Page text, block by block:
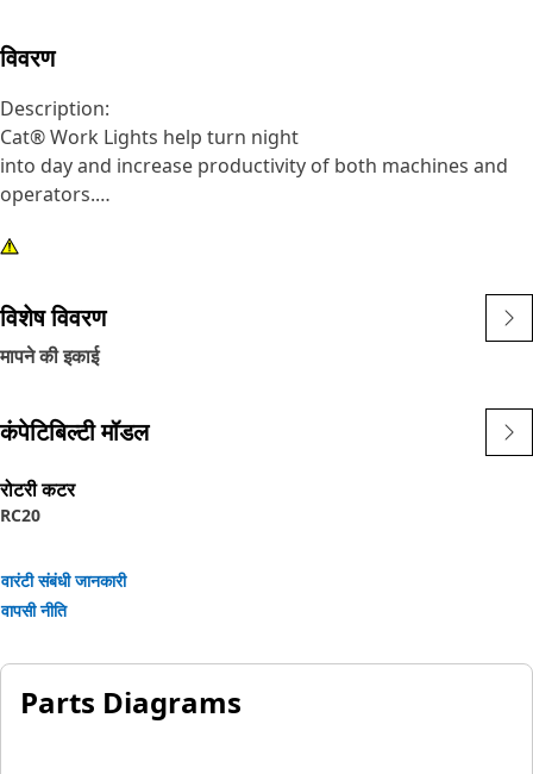
विवरण
Description:
Cat® Work Lights help turn night
into day and increase productivity of both machines and
operators.
Attributes:
demanding vibration levels of both large and small
2)Cat Lights are adaptable to other machines in your fleet,
Designed for use in extremely tough conditions.
विशेष विवरण
मापने की इकाई
कंपेटिबिल्टी मॉडल
रोटरी कटर
RC20
वारंटी संबंधी जानकारी
वापसी नीति
Parts Diagrams